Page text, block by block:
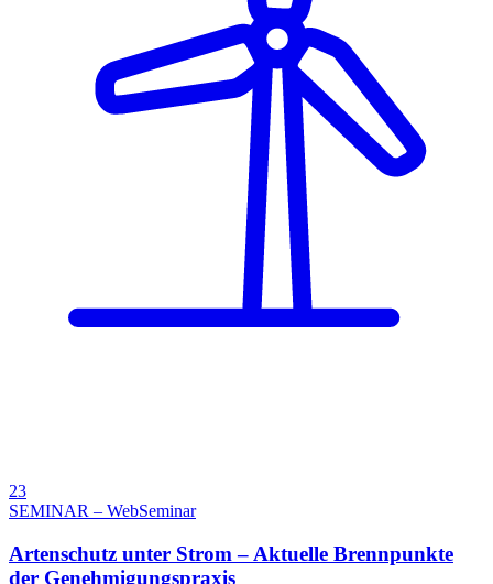
23
SEMINAR – WebSeminar
Artenschutz unter Strom – Aktuelle Brennpunkte
der Genehmigungspraxis